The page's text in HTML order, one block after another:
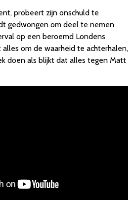
probeert zijn onschuld te
gedwongen om deel te nemen
op een beroemd Londens
alles om de waarheid te achterhalen,
doen als blijkt dat alles tegen Matt